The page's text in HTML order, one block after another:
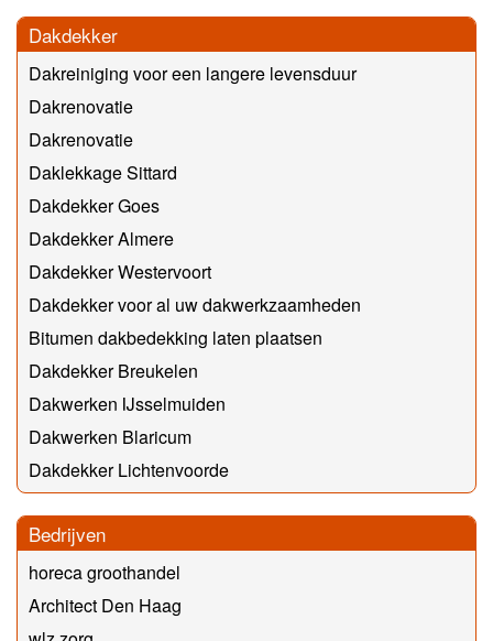
Dakdekker
Dakreiniging voor een langere levensduur
Dakrenovatie
Dakrenovatie
Daklekkage Sittard
Dakdekker Goes
Dakdekker Almere
Dakdekker Westervoort
Dakdekker voor al uw dakwerkzaamheden
Bitumen dakbedekking laten plaatsen
Dakdekker Breukelen
Dakwerken IJsselmuiden
Dakwerken Blaricum
Dakdekker Lichtenvoorde
Bedrijven
horeca groothandel
Architect Den Haag